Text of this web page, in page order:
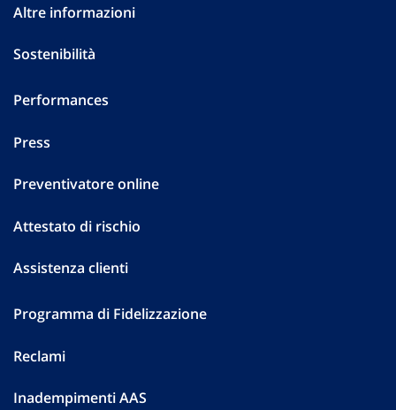
Altre informazioni
Sostenibilità
Performances
Press
Preventivatore online
Attestato di rischio
Assistenza clienti
Programma di Fidelizzazione
Reclami
Inadempimenti AAS